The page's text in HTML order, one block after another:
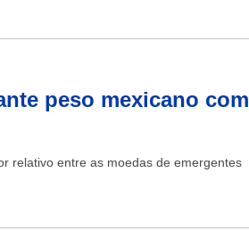
peso mexicano com
relativo entre as moedas de emergentes